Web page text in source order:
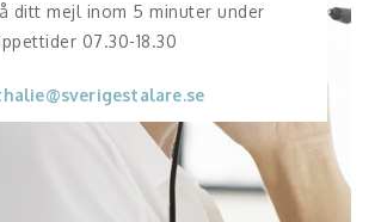
ditt mejl inom 5 minuter under
07.30-18.30